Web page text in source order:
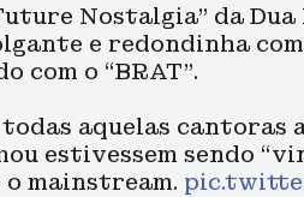
Nostalgia” da
e redondinha
com o “BRAT”.
todas aquelas
estivessem sendo
o mainstream.